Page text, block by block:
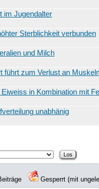
im Jugendalter
Sterblichkeit verbunden
und Milch
führt zum Verlust an
in Kombination mit
unabhänig
Gesperrt (mit